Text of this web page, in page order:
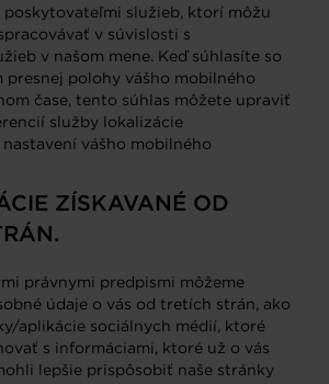
poskytovateľmi služieb, ktorí môžu
v súvislosti s
v našom mene. Keď súhlasíte so
presnej polohy vášho mobilného
čase, tento súhlas môžete upraviť
služby lokalizácie
vášho mobilného
ZÍSKAVANÉ OD
právnymi predpismi môžeme
údaje o vás od tretích strán, ako
aplikácie sociálnych médií, ktoré
s informáciami, ktoré už o vás
lepšie prispôsobiť naše stránky